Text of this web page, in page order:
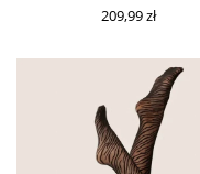
209,99 zł